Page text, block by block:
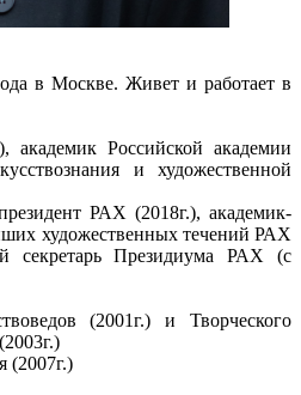
в Москве. Живет и работает в
академик Российской академии
и художественной
РАХ (2018г.), академик-
художественных течений РАХ
секретарь Президиума РАХ (с
(2001г.) и Творческого
(2007г.)